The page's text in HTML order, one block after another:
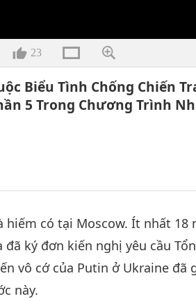
23
Biểu Tình Chống Chiến
5 Trong Chương Trình
có tại Moscow. Ít nhất 18
ký đơn kiến nghị yêu cầu
vô cớ của Putin ở Ukraine đã
này.